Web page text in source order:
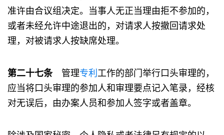
准许由合议组决定。当事人无正当理由拒不参加的，
或者未经允许中途退出的，对请求人按撤回请求处
理，对被请求人按缺席处理。
第二十七条管理专利 工作的部门举行口头审理的，
应当将口头审理的参加人和审理要点记入笔录，经核
对无误后，由办案人员和参加人签字或者盖章。